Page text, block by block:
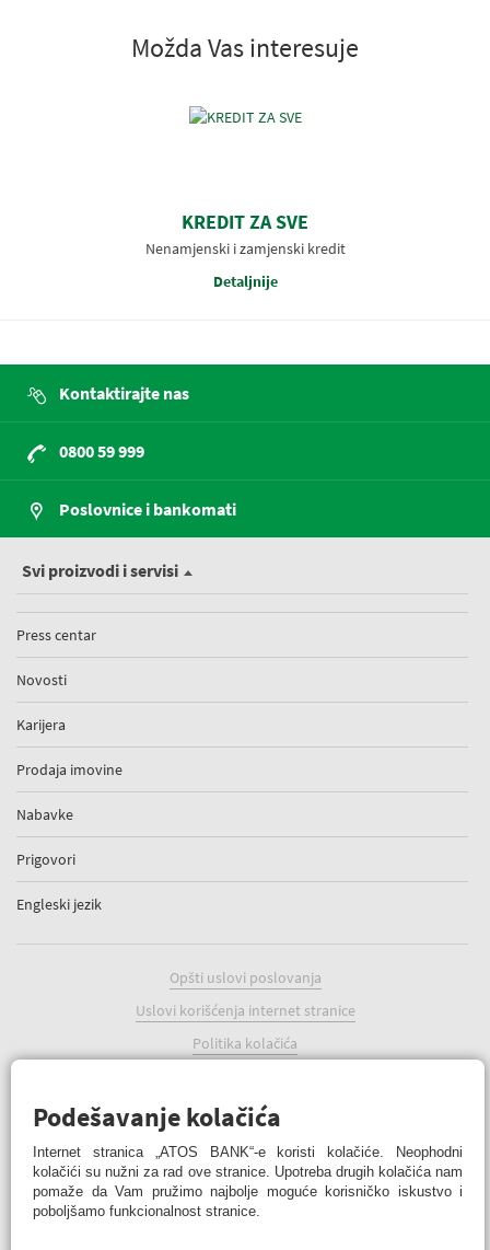
Možda Vas interesuje
KREDIT ZA SVE
Nenamjenski i zamjenski kredit
Detaljnije
Kontaktirajte nas
0800 59 999
Poslovnice i bankomati
Svi proizvodi i servisi
Press centar
Novosti
Karijera
Prodaja imovine
Nabavke
Prigovori
Engleski jezik
Opšti uslovi poslovanja
Uslovi korišćenja internet stranice
Politika kolačića
ATOS BANK Online
Podešavanje kolačića
Internet stranica „ATOS BANK“-e koristi kolačiće. Neophodni
kolačići su nužni za rad ove stranice. Upotreba drugih kolačića nam
pomaže da Vam pružimo najbolje moguće korisničko iskustvo i
poboljšamo funkcionalnost stranice.